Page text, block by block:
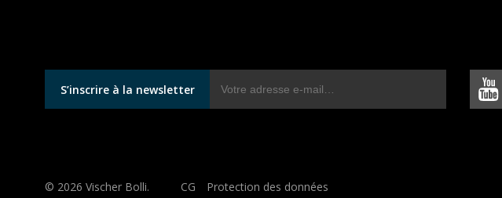
S’inscrire à la newsletter
© 2026 Vischer Bolli. CG Protection des données